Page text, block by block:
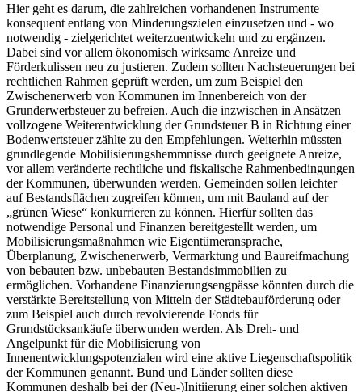
Hier geht es darum, die zahlreichen vorhandenen Instrumente
konsequent entlang von Minderungszielen einzusetzen und - wo
notwendig - zielgerichtet weiterzuentwickeln und zu ergänzen.
Dabei sind vor allem ökonomisch wirksame Anreize und
Förderkulissen neu zu justieren. Zudem sollten Nachsteuerungen bei
rechtlichen Rahmen geprüft werden, um zum Beispiel den
Zwischenerwerb von Kommunen im Innenbereich von der
Grunderwerbsteuer zu befreien. Auch die inzwischen in Ansätzen
vollzogene Weiterentwicklung der Grundsteuer B in Richtung einer
Bodenwertsteuer zählte zu den Empfehlungen. Weiterhin müssten
grundlegende Mobilisierungshemmnisse durch geeignete Anreize,
vor allem veränderte rechtliche und fiskalische Rahmenbedingungen
der Kommunen, überwunden werden. Gemeinden sollen leichter
auf Bestandsflächen zugreifen können, um mit Bauland auf der
„grünen Wiese“ konkurrieren zu können. Hierfür sollten das
notwendige Personal und Finanzen bereitgestellt werden, um
Mobilisierungsmaßnahmen wie Eigentümeransprache,
Überplanung, Zwischenerwerb, Vermarktung und Baureifmachung
von bebauten bzw. unbebauten Bestandsimmobilien zu
ermöglichen. Vorhandene Finanzierungsengpässe könnten durch die
verstärkte Bereitstellung von Mitteln der Städtebauförderung oder
zum Beispiel auch durch revolvierende Fonds für
Grundstücksankäufe überwunden werden. Als Dreh- und
Angelpunkt für die Mobilisierung von
Innenentwicklungspotenzialen wird eine aktive Liegenschaftspolitik
der Kommunen genannt. Bund und Länder sollten diese
Kommunen deshalb bei der (Neu-)Initiierung einer solchen aktiven